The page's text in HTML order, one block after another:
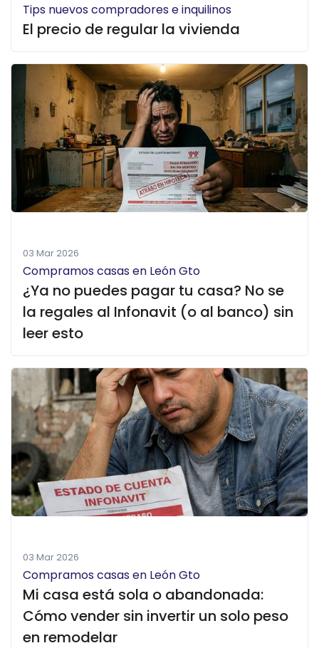
Tips nuevos compradores e inquilinos
El precio de regular la vivienda
03 Mar 2026
Compramos casas en León Gto
¿Ya no puedes pagar tu casa? No se
la regales al Infonavit (o al banco) sin
leer esto
03 Mar 2026
Compramos casas en León Gto
Mi casa está sola o abandonada:
Cómo vender sin invertir un solo peso
en remodelar